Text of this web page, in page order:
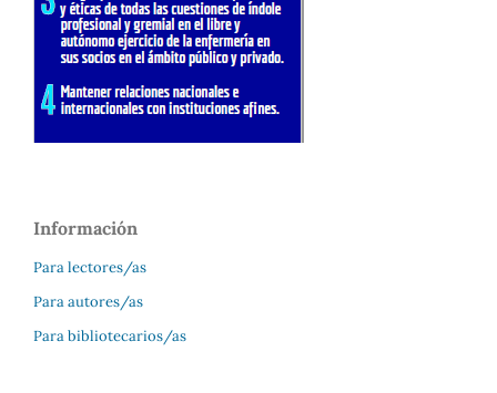
Información
Para lectores/as
Para autores/as
Para bibliotecarios/as